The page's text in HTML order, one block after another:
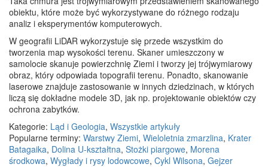
obiektu, które może być wykorzystywane do różnego rodzaju
analiz i eksperymentów komputerowych.
W geografii LiDAR wykorzystuje się przede wszystkim do
tworzenia map wysokości terenu. Skaner umieszczony w
samolocie skanuje powierzchnię Ziemi i tworzy jej trójwymiarowy
obraz, który odpowiada topografii terenu. Ponadto, skanowanie
laserowe znajduje zastosowanie w innych dziedzinach, w których
liczą się dokładne modele 3D, jak np. projektowanie obiektów czy
ochrona zabytków.
Kategorie: Ląd i Geologia, Wszystkie artykuły
Popularne terminy: Warstwy Ziemi, Wieloletnia zmarzlina, Krater
Batagaika, Dolina U-kształtna, Stożki piargowe, Morena
środkowa, Wygłady i rysy lodowcowe, Cykl Wilsona, Gejzer